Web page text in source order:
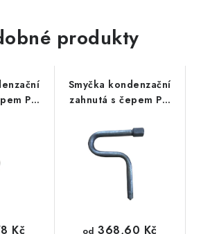
produkty
PN
Kč
Smyčka kondenzační
zahnutá s čepem PN
od 368,60 Kč